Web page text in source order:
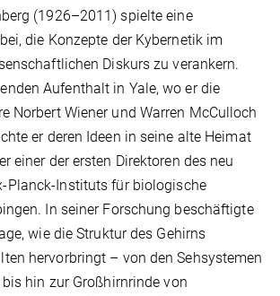
(1926–2011) spielte eine
die Konzepte der Kybernetik im
Diskurs zu verankern.
Aufenthalt in Yale, wo er die
Norbert Wiener und Warren McCulloch
er deren Ideen in seine alte Heimat
einer der ersten Direktoren des neu
Planck-Instituts für biologische
In seiner Forschung beschäftigte
wie die Struktur des Gehirns
hervorbringt – von den Sehsystemen
hin zur Großhirnrinde von